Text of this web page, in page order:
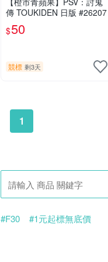
傳 TOUKIDEN 日版 #26207
$50
競標 剩3天
1
#F30 #1元起標無底價